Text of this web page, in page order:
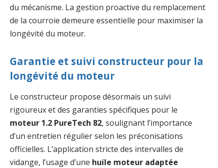
du mécanisme. La gestion proactive du remplacement
de la courroie demeure essentielle pour maximiser la
longévité du moteur.
Garantie et suivi constructeur pour la
longévité du moteur
Le constructeur propose désormais un suivi
rigoureux et des garanties spécifiques pour le
moteur 1.2 PureTech 82, soulignant l’importance
d’un entretien régulier selon les préconisations
officielles. L’application stricte des intervalles de
vidange, l’usage d’une huile moteur adaptée